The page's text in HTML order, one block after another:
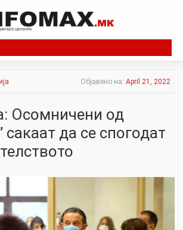
Објавено на: April 21, 2022
Осомничени од
сакаат да се спогодат